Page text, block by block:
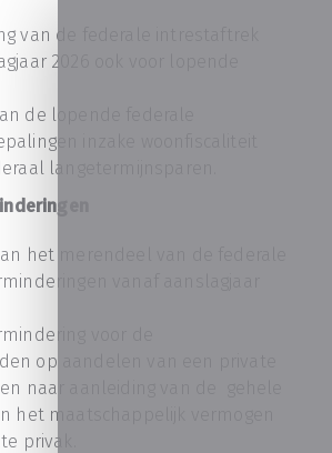
van de federale intrestaftrek
2026 ook voor lopende
de lopende federale
inzake woonfiscaliteit
langetermijnsparen.
het merendeel van de federale
vanaf aanslagjaar
voor de
op aandelen van een private
naar aanleiding van de gehele
het maatschappelijk vermogen
privak.